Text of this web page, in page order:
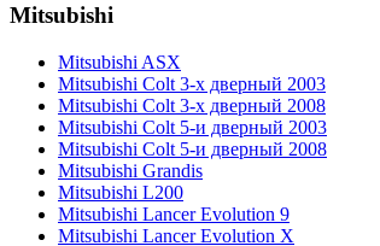
Mitsubishi
Mitsubishi ASX
Mitsubishi Colt 3-х дверный 2003
Mitsubishi Colt 3-х дверный 2008
Mitsubishi Colt 5-и дверный 2003
Mitsubishi Colt 5-и дверный 2008
Mitsubishi Grandis
Mitsubishi L200
Mitsubishi Lancer Evolution 9
Mitsubishi Lancer Evolution X